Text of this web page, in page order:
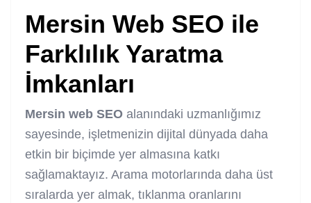
Mersin Web SEO ile
Farklılık Yaratma
İmkanları
Mersin web SEO alanındaki uzmanlığımız
sayesinde, işletmenizin dijital dünyada daha
etkin bir biçimde yer almasına katkı
sağlamaktayız. Arama motorlarında daha üst
sıralarda yer almak, tıklanma oranlarını